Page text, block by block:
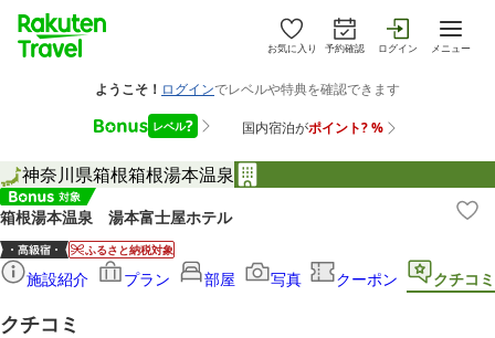
お気に入り 予約確認 ログイン メニュー
神奈川県箱根箱根湯本温泉
箱根湯本温泉 湯本富士屋ホテル
ふるさと納税対象
施設紹介 プラン 部屋 写真 クーポン クチコミ
クチコミ